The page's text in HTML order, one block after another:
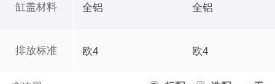
缸盖材料
排放标准
全铝 全铝
欧4 欧4